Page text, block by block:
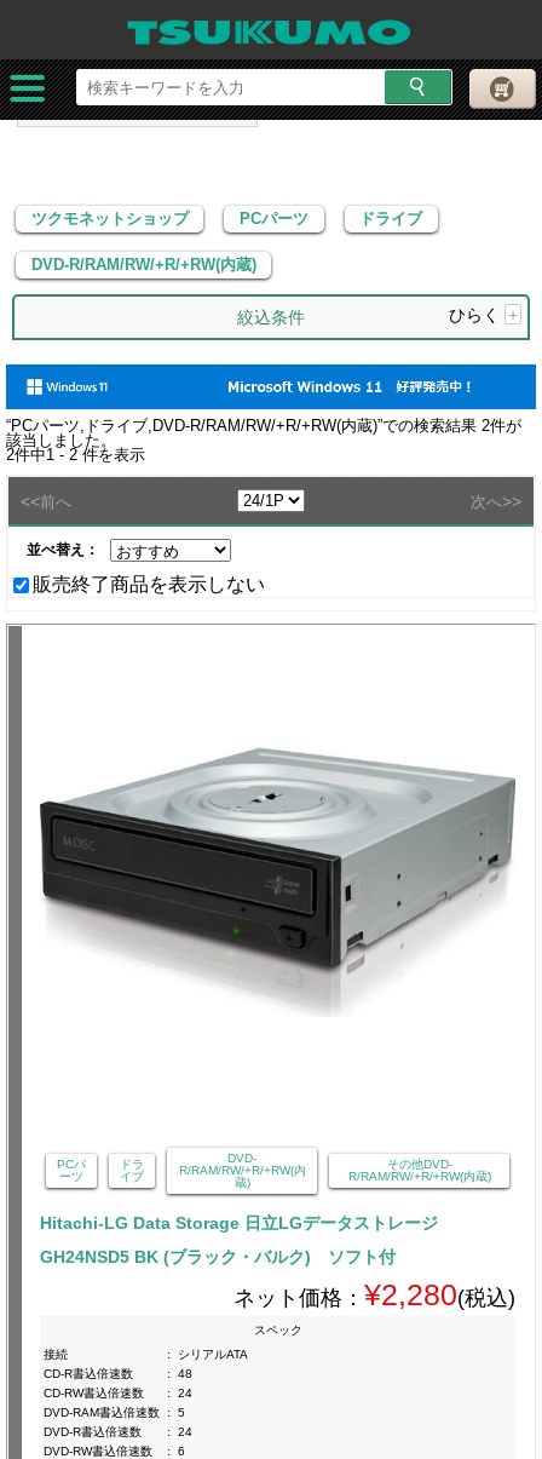
ツクモネットショップ PCパーツ
DVD-R/RAM/RW/+R/+RW(内蔵)
ツクモネットショップ PCパーツ ドライブ
DVD-R/RAM/RW/+R/+RW(内蔵)
絞込条件 ひらく +
“PCパーツ,ドライブ,DVD-R/RAM/RW/+R/+RW(内蔵)”での検索結果 2件が
該当しました。
2件中1 - 2 件を表示
<<前へ 次へ>>
並べ替え：
販売終了商品を表示しない
PCパ
ーツ
ドラ
イブ
DVD-
R/RAM/RW/+R/+RW(内
蔵)
その他DVD-
R/RAM/RW/+R/+RW(内蔵)
Hitachi-LG Data Storage 日立LGデータストレージ
GH24NSD5 BK (ブラック・バルク) ソフト付
ネット価格： ¥2,280(税込)
スペック
接続
:
シリアルATA
CD-R書込倍速数
:
48
CD-RW書込倍速数
:
24
DVD-RAM書込倍速数 :
5
DVD-R書込倍速数
:
24
DVD-RW書込倍速数
:
6